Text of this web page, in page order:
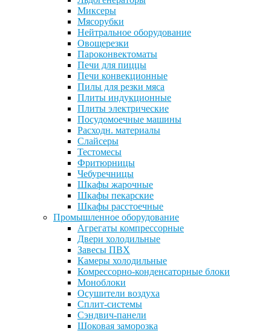
Миксеры
Мясорубки
Нейтральное оборудование
Овощерезки
Пароконвектоматы
Печи для пиццы
Печи конвекционные
Пилы для резки мяса
Плиты индукционные
Плиты электрические
Посудомоечные машины
Расходн. материалы
Слайсеры
Тестомесы
Фритюрницы
Чебуречницы
Шкафы жарочные
Шкафы пекарские
Шкафы расстоечные
Промышленное оборудование
Агрегаты компрессорные
Двери холодильные
Завесы ПВХ
Камеры холодильные
Комрессорно-конденсаторные блоки
Моноблоки
Осушители воздуха
Сплит-системы
Сэндвич-панели
Шоковая заморозка